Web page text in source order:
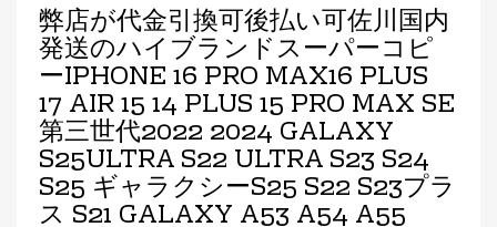
弊店が代金引換可後払い可佐川国内
発送のハイブランドスーパーコピ
ーIPHONE 16 PRO MAX16 PLUS
17 AIR 15 14 PLUS 15 PRO MAX SE
第三世代2022 2024 GALAXY
S25ULTRA S22 ULTRA S23 S24
S25 ギャラクシーS25 S22 S23プラ
ス S21 GALAXY A53 A54 A55